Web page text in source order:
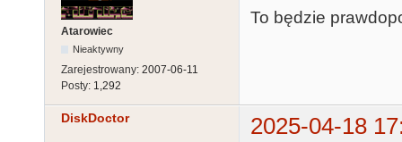
Atarowiec
Nieaktywny
Zarejestrowany: 2007-06-11
Posty: 1,292
To będzie
DiskDoctor 2025-04-18